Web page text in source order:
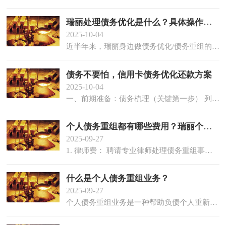
瑞丽处理债务优化是什么？具体操作流程是什么？
2025-10-04
近半年来，瑞丽身边做债务优化/债务重组的人多起来了，自媒体上发布类似内容的也多起来了，后台...
债务不要怕，信用卡债务优化还款方案
2025-10-04
一、前期准备：债务梳理（关键第一步） 列清债务明细 建议用表格记录每张信用卡的核心信息，避免...
个人债务重组都有哪些费用？瑞丽个人债务重组去哪里办？
2025-09-27
1. 律师费： 聘请专业律师处理债务重组事宜的专业服务费用。 3. 法院费用： 如果债务重组需要通过...
什么是个人债务重组业务？
2025-09-27
个人债务重组业务是一种帮助负债个人重新安排债务，以减轻财务负担并恢复偿债能力的金融策略。具...